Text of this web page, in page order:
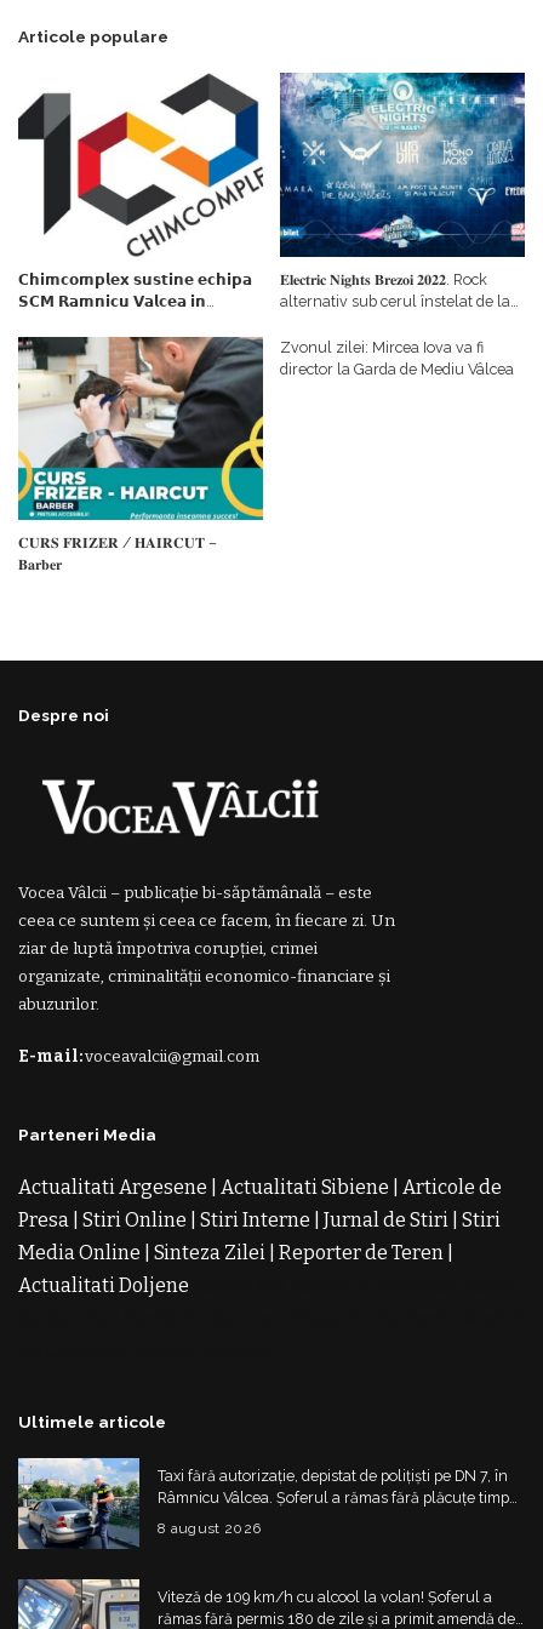
Articole populare
𝗖𝗵𝗶𝗺𝗰𝗼𝗺𝗽𝗹𝗲𝘅 𝘀𝘂𝘀𝘁𝗶𝗻𝗲 𝗲𝗰𝗵𝗶𝗽𝗮
𝗦𝗖𝗠 𝗥𝗮𝗺𝗻𝗶𝗰𝘂 𝗩𝗮𝗹𝗰𝗲𝗮 𝗶𝗻
𝗳𝗶𝗻𝗮𝗻𝘁𝗮𝘁𝗼𝗿
𝐄𝐥𝐞𝐜𝐭𝐫𝐢𝐜 𝐍𝐢𝐠𝐡𝐭𝐬 𝐁𝐫𝐞𝐳𝐨𝐢 𝟐𝟎𝟐𝟐. Rock
alternativ sub cerul înstelat de la
𝐂𝐔𝐑𝐒 𝐅𝐑𝐈𝐙𝐄𝐑 / 𝐇𝐀𝐈𝐑𝐂𝐔𝐓 –
𝐁𝐚𝐫𝐛𝐞𝐫
Zvonul zilei: Mircea Iova va fi
director la Garda de Mediu Vâlcea
Despre noi
Vocea Vâlcii – publicație bi-săptămânală – este
ceea ce suntem și ceea ce facem, în fiecare zi. Un
ziar de luptă împotriva corupției, crimei
organizate, criminalității economico-financiare și
abuzurilor.
E-mail:voceavalcii@gmail.com
Parteneri Media
Actualitati Argesene Actualitati Sibiene
Articole de
Presa Stiri Online Stiri Interne Jurnal de Stiri Stiri
Media Online
Sinteza Zilei Reporter de Teren
Actualitati Doljene
Ultimele articole
Taxi fără autorizație, depistat de polițiști pe DN 7, în
Râmnicu Vâlcea. Șoferul a rămas fără plăcuțe timp
de 6 luni
8 august 2026
Viteză de 109 km/h cu alcool la volan! Șoferul a
rămas fără permis 180 de zile și a primit amendă de